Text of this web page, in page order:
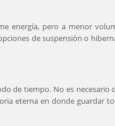
energía, pero a menor
de suspensión o
de tiempo. No es necesario
eterna en donde guardar